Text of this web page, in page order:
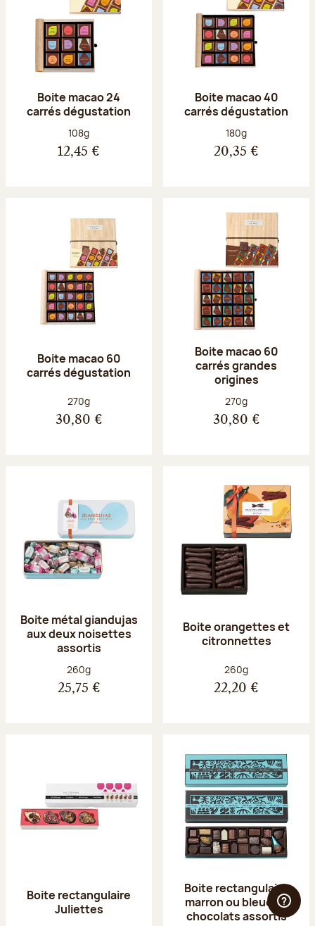
Boite macao 24
carrés dégustation
Poids net :
108g
12,45 €
Boite macao 40
carrés dégustation
Poids net :
180g
20,35 €
Boite macao 60
carrés dégustation
Poids net :
270g
30,80 €
Boite macao 60
carrés grandes
origines
Poids net :
270g
30,80 €
Boite métal giandujas
aux deux noisettes
assortis
Poids net :
260g
25,75 €
Boite orangettes et
citronnettes
Poids net :
260g
22,20 €
Boite rectangulaire
Juliettes
Boite rectangulaire
marron ou bleue 23
chocolats assortis